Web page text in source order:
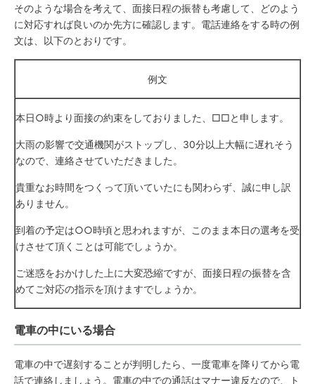
そのような場合を考えて、面接日程の振替も考慮して、どのよう
に対応すれば良いのか先方に確認します。電話連絡をする時の例
文は、以下のとおりです。
例文
本日○時より面接の約束をしておりました、□□と申します。
大雨の影響で交通機関がストップし、30分以上大幅に遅れそう
なので、連絡させていただきました。
貴重なお時間をつくって頂いていたにも関わらず、誠に申し訳
ありません。
到着の予定は○○時頃と思われますが、このまま本日の選考を受
けさせて頂くことは可能でしょうか。
ご迷惑をおかけした上に大変恐縮ですが、面接日程の振替を含
めてご対応の指示を頂けますでしょうか。
電車の中にいる場合
電車の中で遅刻することが判明したら、一度電車を降りてから電
話で連絡しましょう。電車の中での通話はマナー違反なので、ト